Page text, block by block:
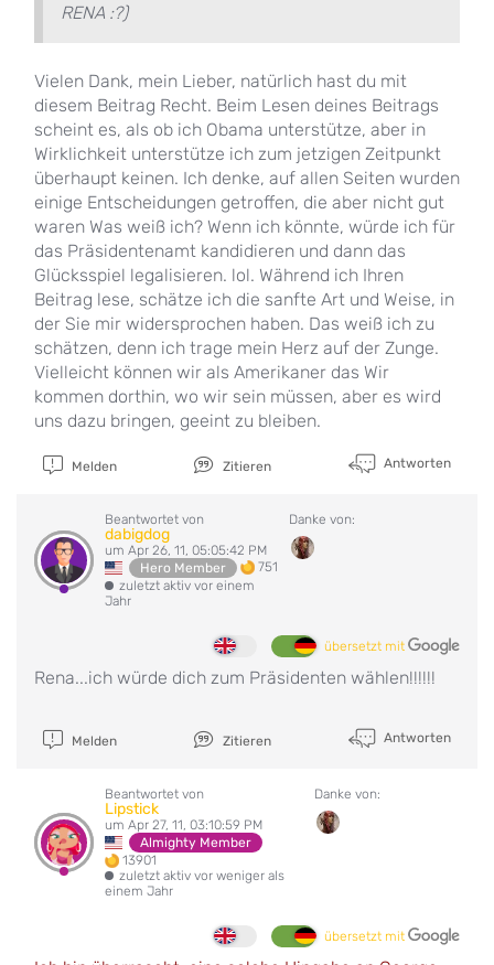
RENA :?)
Vielen Dank, mein Lieber, natürlich hast du mit
diesem Beitrag Recht. Beim Lesen deines Beitrags
scheint es, als ob ich Obama unterstütze, aber in
Wirklichkeit unterstütze ich zum jetzigen Zeitpunkt
überhaupt keinen. Ich denke, auf allen Seiten wurden
einige Entscheidungen getroffen, die aber nicht gut
waren Was weiß ich? Wenn ich könnte, würde ich für
das Präsidentenamt kandidieren und dann das
Glücksspiel legalisieren. lol. Während ich Ihren
Beitrag lese, schätze ich die sanfte Art und Weise, in
der Sie mir widersprochen haben. Das weiß ich zu
schätzen, denn ich trage mein Herz auf der Zunge.
Vielleicht können wir als Amerikaner das Wir
kommen dorthin, wo wir sein müssen, aber es wird
uns dazu bringen, geeint zu bleiben.
Melden Zitieren Antworten
Beantwortet von
dabigdog
um Apr 26, 11, 05:05:42 PM
Hero Member
751
zuletzt aktiv vor einem
Jahr
Danke von:
übersetzt mit
Rena...ich würde dich zum Präsidenten wählen!!!!!!
Melden Zitieren Antworten
Beantwortet von
Lipstick
um Apr 27, 11, 03:10:59 PM
Almighty Member
13901
zuletzt aktiv vor weniger als
einem Jahr
Danke von:
übersetzt mit